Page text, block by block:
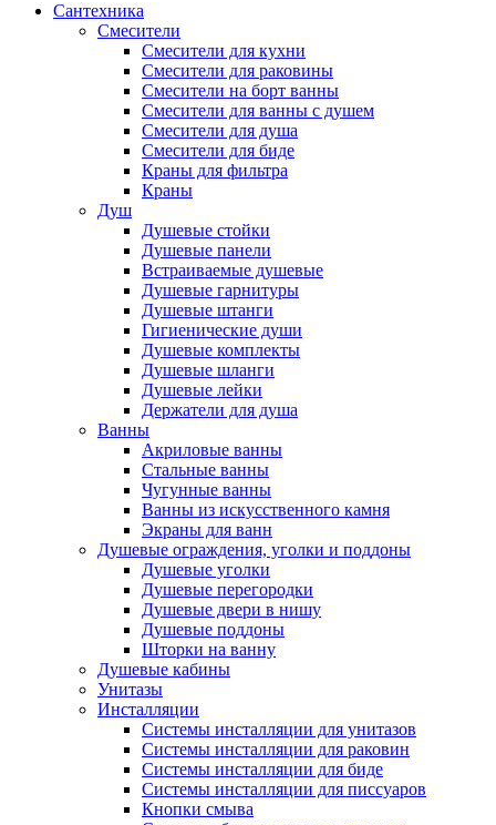
Сантехника
Смесители
Смесители для кухни
Смесители для раковины
Смесители на борт ванны
Смесители для ванны с душем
Смесители для душа
Смесители для биде
Краны для фильтра
Краны
Душ
Душевые стойки
Душевые панели
Встраиваемые душевые
Душевые гарнитуры
Душевые штанги
Гигиенические души
Душевые комплекты
Душевые шланги
Душевые лейки
Держатели для душа
Ванны
Акриловые ванны
Стальные ванны
Чугунные ванны
Ванны из искусственного камня
Экраны для ванн
Душевые ограждения, уголки и поддоны
Душевые уголки
Душевые перегородки
Душевые двери в нишу
Душевые поддоны
Шторки на ванну
Душевые кабины
Унитазы
Инсталляции
Системы инсталляции для унитазов
Системы инсталляции для раковин
Системы инсталляции для биде
Системы инсталляции для писсуаров
Кнопки смыва